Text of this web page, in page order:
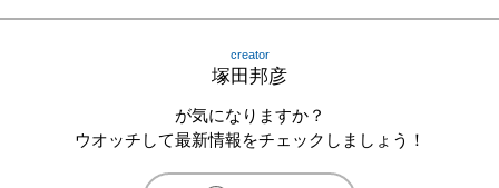
creator
塚田邦彦
が気になりますか？
ウオッチして最新情報をチェックしましょう！